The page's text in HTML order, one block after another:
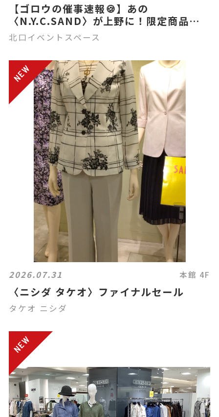
【ゴロウの催事速報🍪】あの
〈N.Y.C.SAND〉が上野に！限定商品も
登場？！🍑☕
北口イベントスペース
2026.07.31 本館 4F
〈ニシダ タケオ〉ファイナルセール
タケオ ニシダ